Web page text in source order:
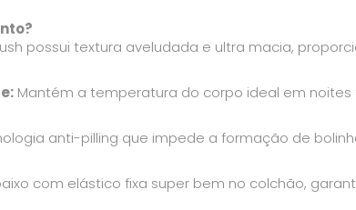
possui textura aveludada e ultra macia,
Mantém a temperatura do corpo ideal em noites
anti-pilling que impede a formação de
com elástico fixa super bem no colchão,